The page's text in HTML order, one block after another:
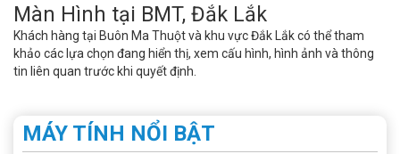
Màn Hình tại BMT, Đắk Lắk
Khách hàng tại Buôn Ma Thuột và khu vực Đắk Lắk có thể tham
khảo các lựa chọn đang hiển thị, xem cấu hình, hình ảnh và thông
tin liên quan trước khi quyết định.
MÁY TÍNH NỔI BẬT